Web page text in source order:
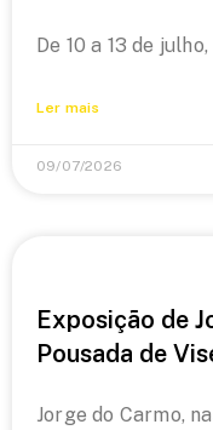
De 10 a 13 de
Ler mais
09/07/2026
Exposição de
Pousada de
Jorge do Carmo,